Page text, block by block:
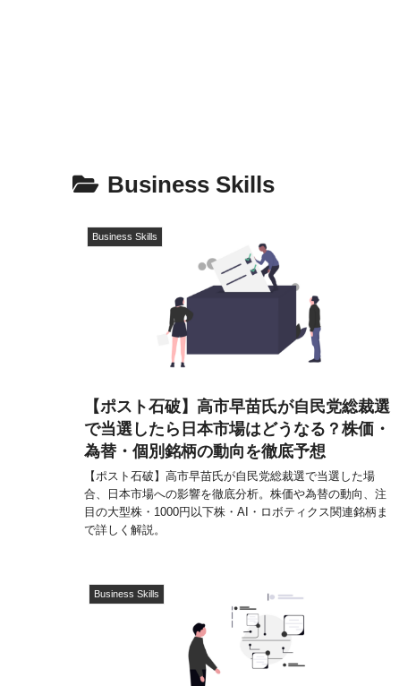
Business Skills
Business Skills
【ポスト石破】高市早苗氏が自民党総裁選
で当選したら日本市場はどうなる？株価・
為替・個別銘柄の動向を徹底予想
【ポスト石破】高市早苗氏が自民党総裁選で当選した場
合、日本市場への影響を徹底分析。株価や為替の動向、注
目の大型株・1000円以下株・AI・ロボティクス関連銘柄ま
で詳しく解説。
Business Skills